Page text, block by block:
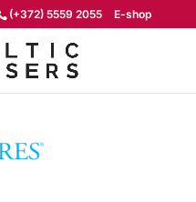
(+372) 5559 2055 E-shop